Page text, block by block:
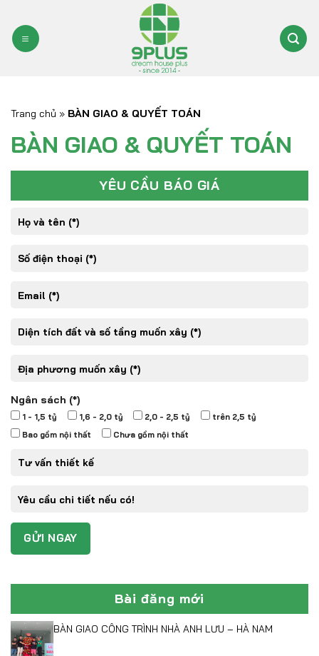
qua
nội
Trang chủ » BÀN GIAO & QUYẾT TOÁN
BÀN GIAO & QUYẾT TOÁN
YÊU CẦU BÁO GIÁ
Ngân sách (*)
1 - 1,5 tỷ 1,6 - 2,0 tỷ 2,0 - 2,5 tỷ
trên 2,5 tỷ
Bao gồm nội thất
Chưa gồm nội thất
Bài đăng mới
BÀN GIAO CÔNG TRÌNH NHÀ ANH LƯU – HÀ NAM